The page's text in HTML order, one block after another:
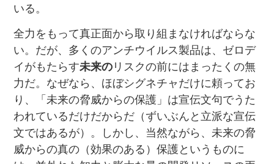
いる。
全力をもって真正面から取り組まなければならな
い。だが、多くのアンチウイルス製品は、ゼロデ
イがもたらす未来のリスクの前にはまったくの無
力だ。なぜなら、ほぼシグネチャだけに頼ってお
り、「未来の脅威からの保護」は宣伝文句でうた
われているだけだからだ（ずいぶんと立派な宣伝
文ではあるが）。しかし、当然ながら、未来の脅
威からの真の（効果のある）保護というものに